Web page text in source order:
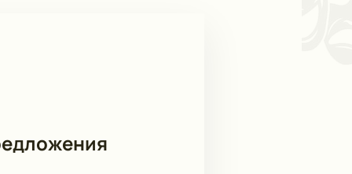
сайте. Мы предлагаем только